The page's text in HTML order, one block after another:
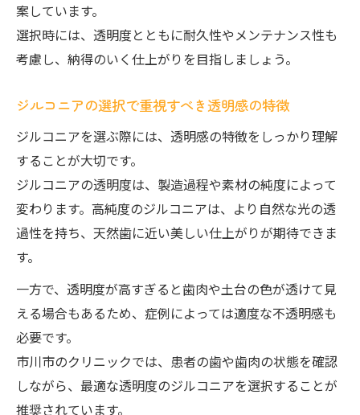
案しています。
選択時には、透明度とともに耐久性やメンテナンス性も
考慮し、納得のいく仕上がりを目指しましょう。
ジルコニアの選択で重視すべき透明感の特徴
ジルコニアを選ぶ際には、透明感の特徴をしっかり理解
することが大切です。
ジルコニアの透明度は、製造過程や素材の純度によって
変わります。高純度のジルコニアは、より自然な光の透
過性を持ち、天然歯に近い美しい仕上がりが期待できま
す。
一方で、透明度が高すぎると歯肉や土台の色が透けて見
える場合もあるため、症例によっては適度な不透明感も
必要です。
市川市のクリニックでは、患者の歯や歯肉の状態を確認
しながら、最適な透明度のジルコニアを選択することが
推奨されています。